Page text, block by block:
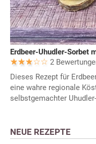
Erdbeer-Uhudler-Sorbet
2
Dieses Rezept für
eine wahre regionale
selbstgemachter
NEUE REZEPTE